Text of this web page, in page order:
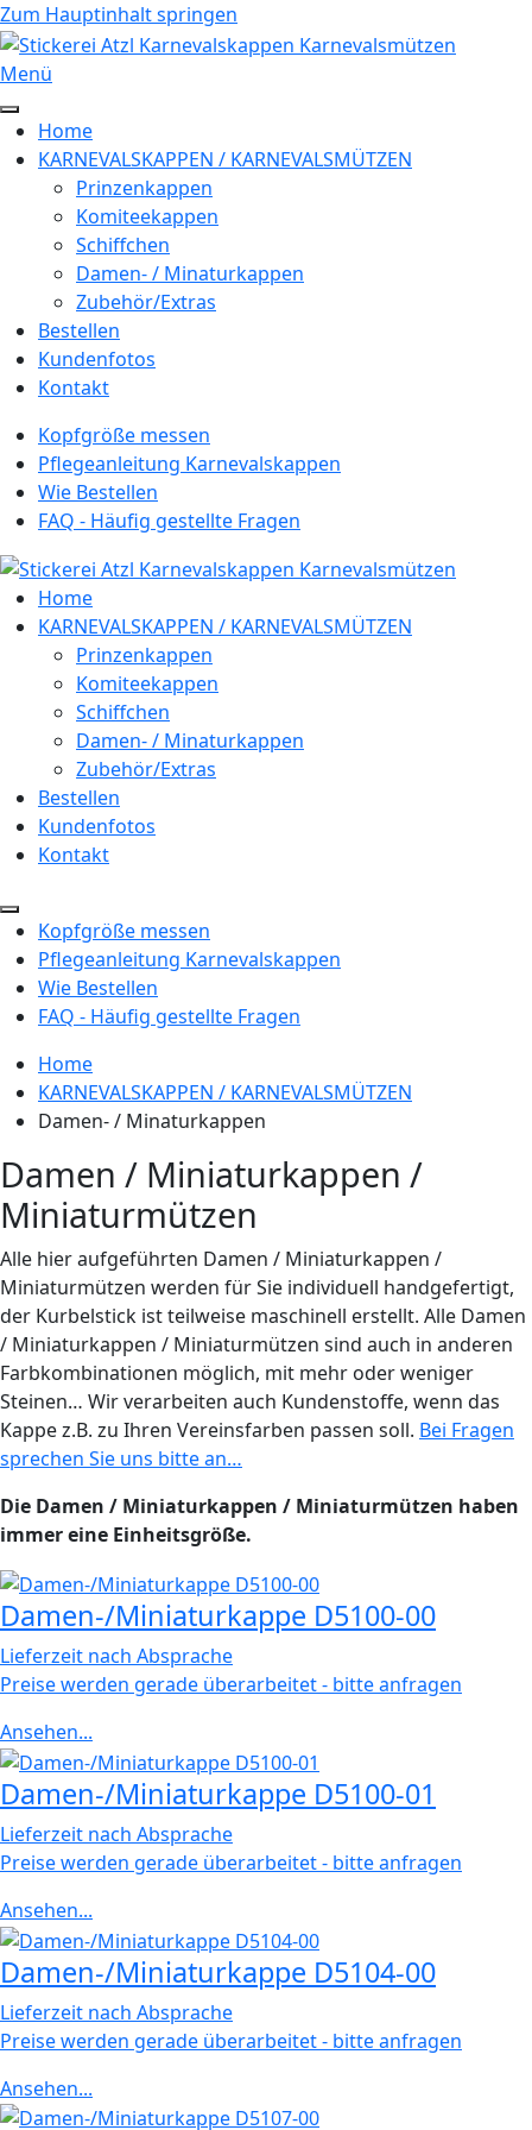
Zum Hauptinhalt springen
Menü
Home
KARNEVALSKAPPEN / KARNEVALSMÜTZEN
Prinzenkappen
Komiteekappen
Schiffchen
Damen- / Minaturkappen
Zubehör/Extras
Bestellen
Kundenfotos
Kontakt
Kopfgröße messen
Pflegeanleitung Karnevalskappen
Wie Bestellen
FAQ - Häufig gestellte Fragen
Home
KARNEVALSKAPPEN / KARNEVALSMÜTZEN
Prinzenkappen
Komiteekappen
Schiffchen
Damen- / Minaturkappen
Zubehör/Extras
Bestellen
Kundenfotos
Kontakt
Kopfgröße messen
Pflegeanleitung Karnevalskappen
Wie Bestellen
FAQ - Häufig gestellte Fragen
Home
KARNEVALSKAPPEN / KARNEVALSMÜTZEN
Damen- / Minaturkappen
Damen / Miniaturkappen /
Miniaturmützen
Alle hier aufgeführten Damen / Miniaturkappen /
Miniaturmützen werden für Sie individuell handgefertigt,
der Kurbelstick ist teilweise maschinell erstellt. Alle Damen
/ Miniaturkappen / Miniaturmützen sind auch in anderen
Farbkombinationen möglich, mit mehr oder weniger
Steinen… Wir verarbeiten auch Kundenstoffe, wenn das
Kappe z.B. zu Ihren Vereinsfarben passen soll. Bei Fragen
sprechen Sie uns bitte an…
Die Damen / Miniaturkappen / Miniaturmützen haben
immer eine Einheitsgröße.
Damen-/Miniaturkappe D5100-00
Lieferzeit nach Absprache
Preise werden gerade überarbeitet - bitte anfragen
Ansehen...
Damen-/Miniaturkappe D5100-01
Lieferzeit nach Absprache
Preise werden gerade überarbeitet - bitte anfragen
Ansehen...
Damen-/Miniaturkappe D5104-00
Lieferzeit nach Absprache
Preise werden gerade überarbeitet - bitte anfragen
Ansehen...